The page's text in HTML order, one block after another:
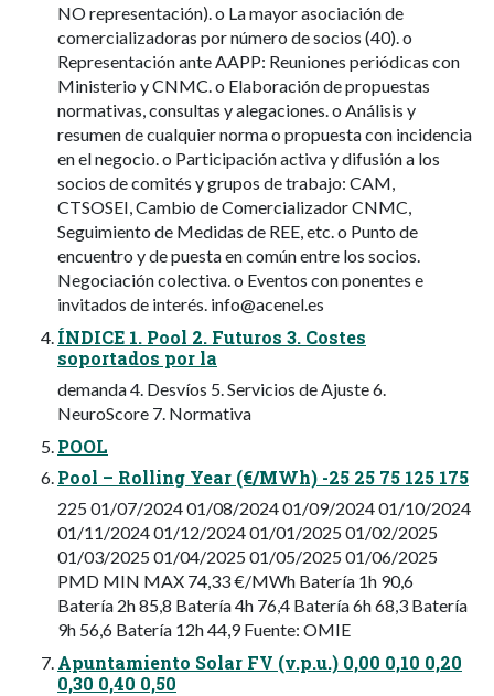
NO representación). o La mayor asociación de
comercializadoras por número de socios (40). o
Representación ante AAPP: Reuniones periódicas con
Ministerio y CNMC. o Elaboración de propuestas
normativas, consultas y alegaciones. o Análisis y
resumen de cualquier norma o propuesta con incidencia
en el negocio. o Participación activa y difusión a los
socios de comités y grupos de trabajo: CAM,
CTSOSEI, Cambio de Comercializador CNMC,
Seguimiento de Medidas de REE, etc. o Punto de
encuentro y de puesta en común entre los socios.
Negociación colectiva. o Eventos con ponentes e
invitados de interés. info@acenel.es
ÍNDICE 1. Pool 2. Futuros 3. Costes
soportados por la
demanda 4. Desvíos 5. Servicios de Ajuste 6.
NeuroScore 7. Normativa
POOL
Pool – Rolling Year (€/MWh) -25 25 75 125 175
225 01/07/2024 01/08/2024 01/09/2024 01/10/2024
01/11/2024 01/12/2024 01/01/2025 01/02/2025
01/03/2025 01/04/2025 01/05/2025 01/06/2025
PMD MIN MAX 74,33 €/MWh Batería 1h 90,6
Batería 2h 85,8 Batería 4h 76,4 Batería 6h 68,3 Batería
9h 56,6 Batería 12h 44,9 Fuente: OMIE
Apuntamiento Solar FV (v.p.u.) 0,00 0,10 0,20
0,30 0,40 0,50